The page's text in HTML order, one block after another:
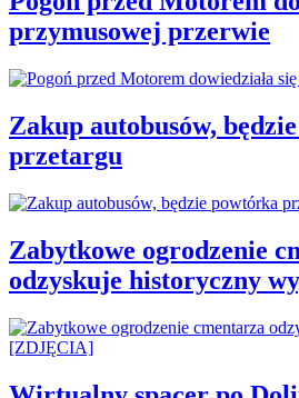
przymusowej przerwie
Zakup autobusów,
przetargu
Zabytkowe ogrodzenie
odzyskuje historyczny